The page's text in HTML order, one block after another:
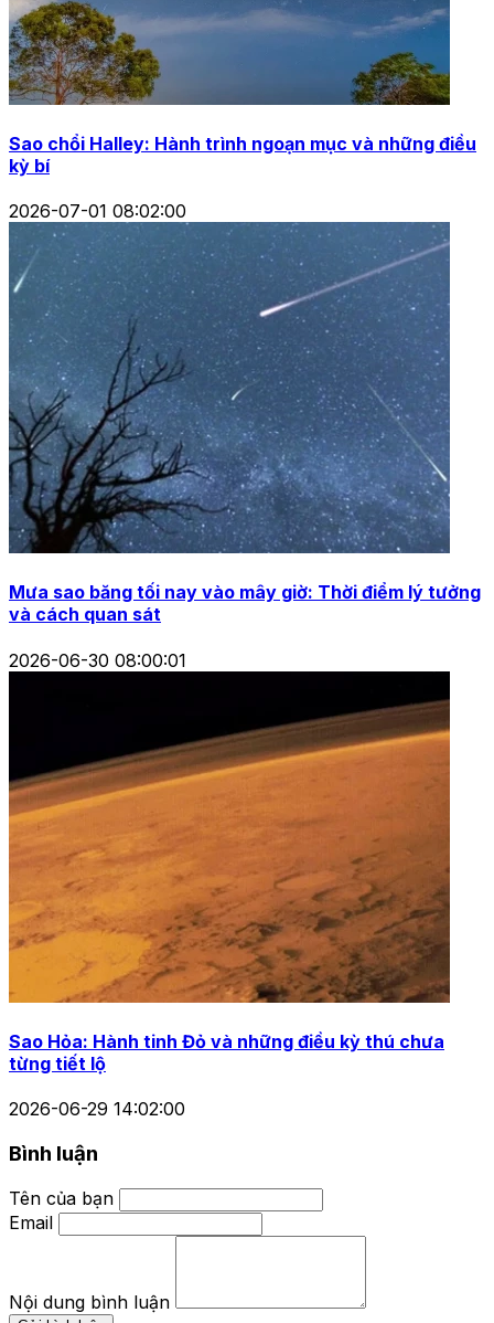
Sao chổi Halley: Hành trình ngoạn mục và những điều
kỳ bí
2026-07-01 08:02:00
Mưa sao băng tối nay vào mây giờ: Thời điểm lý tưởng
và cách quan sát
2026-06-30 08:00:01
Sao Hỏa: Hành tinh Đỏ và những điều kỳ thú chưa
từng tiết lộ
2026-06-29 14:02:00
Bình luận
Tên của bạn
Email
Nội dung bình luận